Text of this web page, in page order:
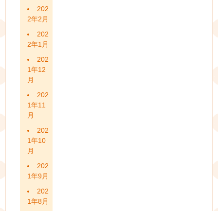
202
2年2月
202
2年1月
202
1年12
月
202
1年11
月
202
1年10
月
202
1年9月
202
1年8月